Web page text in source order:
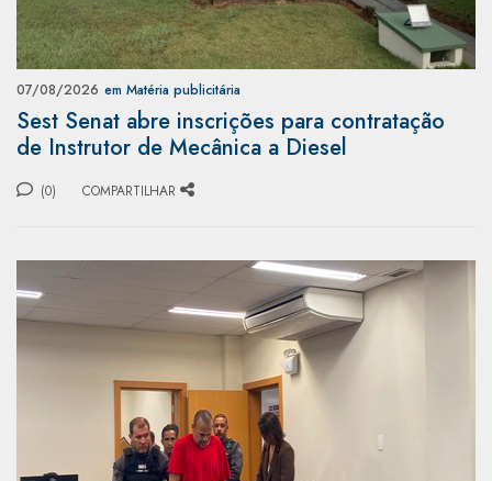
07/08/2026 em Matéria publicitária
Sest Senat abre inscrições para contratação
de Instrutor de Mecânica a Diesel
(0) COMPARTILHAR